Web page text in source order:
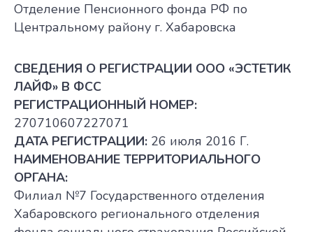
Отделение Пенсионного фонда РФ по
Центральному району г. Хабаровска
СВЕДЕНИЯ О РЕГИСТРАЦИИ ООО «ЭСТЕТИК
ЛАЙФ» В ФСС
РЕГИСТРАЦИОННЫЙ НОМЕР:
270710607227071
ДАТА РЕГИСТРАЦИИ: 26 июля 2016 Г.
НАИМЕНОВАНИЕ ТЕРРИТОРИАЛЬНОГО
ОРГАНА:
Филиал №7 Государственного отделения
Хабаровского регионального отделения